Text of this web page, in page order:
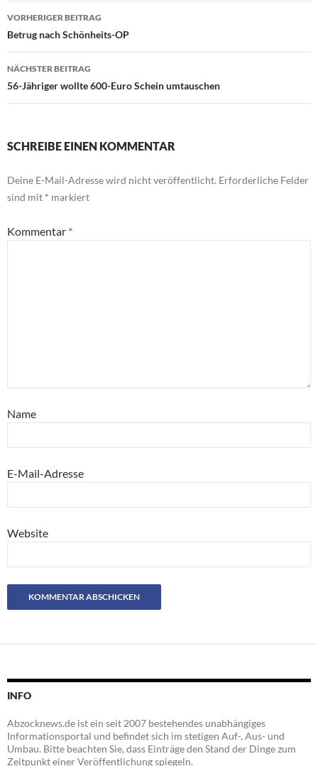
Beitragsnavigation
VORHERIGER BEITRAG
Betrug nach Schönheits-OP
NÄCHSTER BEITRAG
56-Jähriger wollte 600-Euro Schein umtauschen
SCHREIBE EINEN KOMMENTAR
Deine E-Mail-Adresse wird nicht veröffentlicht. Erforderliche Felder
sind mit * markiert
Kommentar *
Name
E-Mail-Adresse
Website
INFO
Abzocknews.de ist ein seit 2007 bestehendes unabhängiges
Informationsportal und befindet sich im stetigen Auf-, Aus- und
Umbau. Bitte beachten Sie, dass Einträge den Stand der Dinge zum
Zeitpunkt einer Veröffentlichung spiegeln.